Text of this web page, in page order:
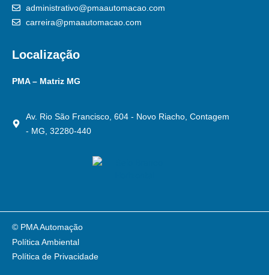
administrativo@pmaautomacao.com
carreira@pmaautomacao.com
Localização
PMA – Matriz MG
Av. Rio São Francisco, 604 - Novo Riacho, Contagem
- MG, 32280-440
Política Ambiental
Política de Privacidade
© PMA Automação